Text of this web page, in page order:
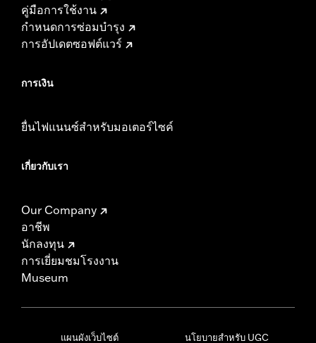
คู่มือการใช้งาน
กำหนดการซ่อมบำรุง
การอัปเดตซอฟต์แวร์
การเงิน
ยื่นไฟแนนซ์สำหรับมอเตอร์ไซค์
เกี่ยวกับเรา
Our Company
อาชีพ
นักลงทุน
การเยี่ยมชมโรงงาน
Museum
แผนผังเว็บไซต์ นโยบายสำหรับ UGC